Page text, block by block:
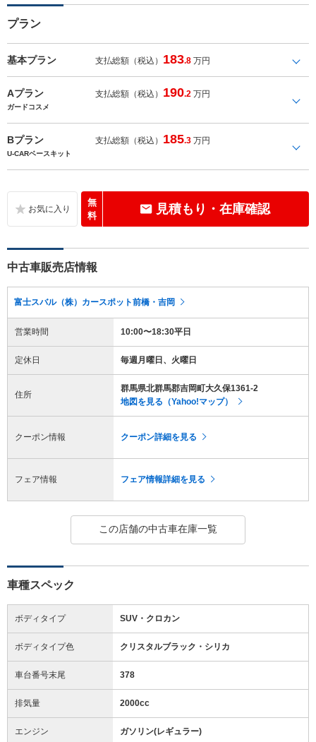
プラン
基本プラン 支払総額（税込） 183.8 万円
Aプラン 支払総額（税込） 190.2 万円
ガードコスメ
Bプラン 支払総額（税込） 185.3 万円
U-CARベースキット
無
料
見積もり・在庫確認
中古車販売店情報
富士スバル（株）カースポット前橋・吉岡
営業時間 10:00〜18:30平日
定休日 毎週月曜日、火曜日
住所
群馬県北群馬郡吉岡町大久保1361-2
地図を見る（Yahoo!マップ）
クーポン情報 クーポン詳細を見る
フェア情報 フェア情報詳細を見る
この店舗の中古車在庫一覧
車種スペック
ボディタイプ SUV・クロカン
ボディタイプ色 クリスタルブラック・シリカ
車台番号末尾 378
排気量 2000cc
エンジン ガソリン(レギュラー)